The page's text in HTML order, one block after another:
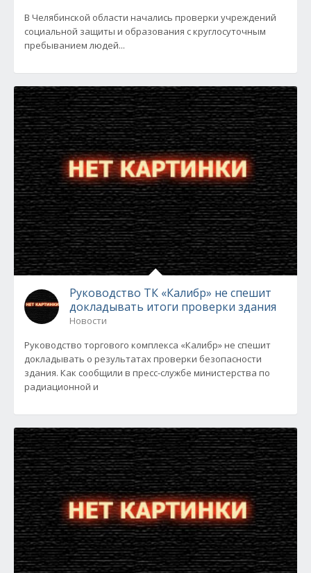
В Челябинской области начались проверки учреждений
социальной защиты и образования с круглосуточным
пребыванием людей...
Руководство ТК «Калибр» не спешит
докладывать итоги проверки здания
Новости
Руководство торгового комплекса «Калибр» не спешит
докладывать о результатах проверки безопасности
здания. Как сообщили в пресс-службе министерства по
радиационной и